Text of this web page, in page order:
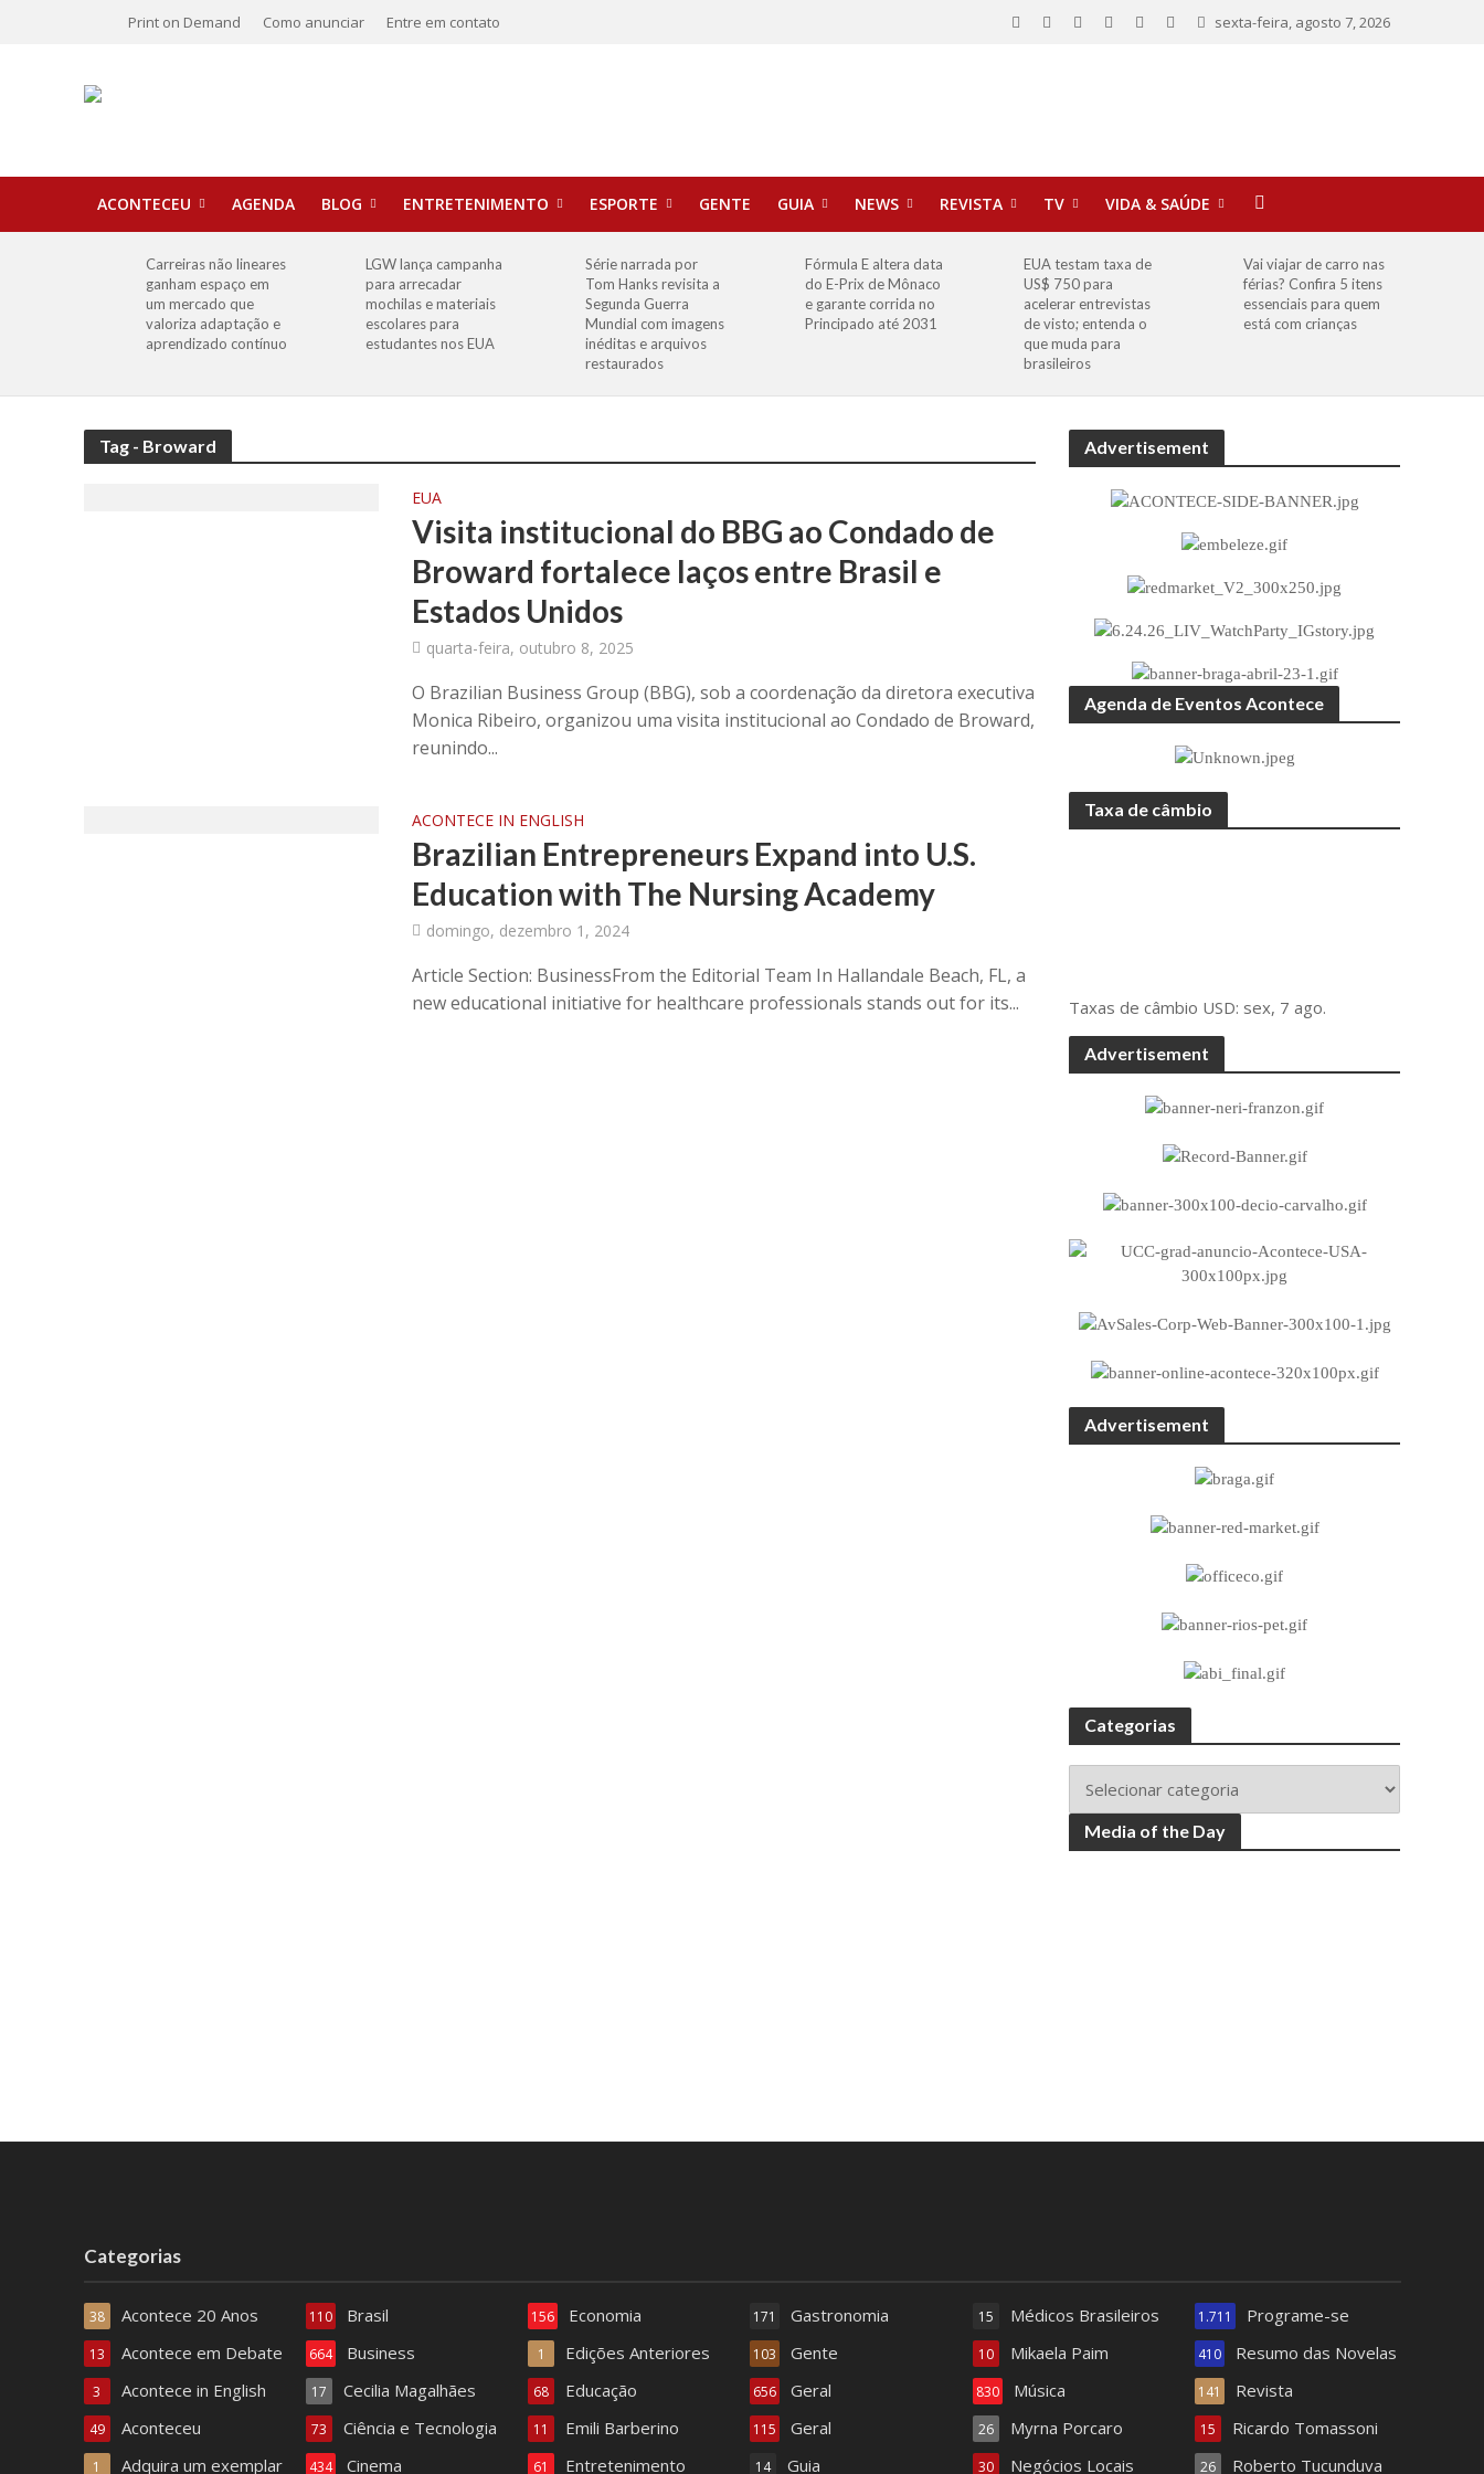
Print on Demand Como anunciar Entre em contato sexta-feira, agosto 7, 2026
ACONTECEU AGENDA BLOG ENTRETENIMENTO ESPORTE GENTE GUIA NEWS REVISTA TV VIDA & SAÚDE
Carreiras não lineares
ganham espaço em
um mercado que
valoriza adaptação e
aprendizado contínuo
LGW lança campanha
para arrecadar
mochilas e materiais
escolares para
estudantes nos EUA
Série narrada por
Tom Hanks revisita a
Segunda Guerra
Mundial com imagens
inéditas e arquivos
restaurados
Fórmula E altera data
do E-Prix de Mônaco
e garante corrida no
Principado até 2031
EUA testam taxa de
US$ 750 para
acelerar entrevistas
de visto; entenda o
que muda para
brasileiros
Vai viajar de carro nas
férias? Confira 5 itens
essenciais para quem
está com crianças
Tag - Broward
EUA
Visita institucional do BBG ao Condado de
Broward fortalece laços entre Brasil e
Estados Unidos
quarta-feira, outubro 8, 2025
O Brazilian Business Group (BBG), sob a coordenação da diretora executiva
Monica Ribeiro, organizou uma visita institucional ao Condado de Broward,
reunindo...
ACONTECE IN ENGLISH
Brazilian Entrepreneurs Expand into U.S.
Education with The Nursing Academy
domingo, dezembro 1, 2024
Article Section: BusinessFrom the Editorial Team In Hallandale Beach, FL, a
new educational initiative for healthcare professionals stands out for its...
Advertisement
Agenda de Eventos Acontece
Taxa de câmbio
Taxas de câmbio USD: sex, 7 ago.
Advertisement
Advertisement
Categorias
Media of the Day
Categorias
Acontece 20 Anos
38
Acontece em Debate
13
Acontece in English
3
Aconteceu
49
Adquira um exemplar
1
Brasil
110
Business
664
Cecilia Magalhães
17
Ciência e Tecnologia
73
Cinema
434
Economia
156
Edições Anteriores
1
Educação
68
Emili Barberino
11
Entretenimento
61
Gastronomia
171
Gente
103
Geral
656
Geral
115
Guia
14
Médicos Brasileiros
15
Mikaela Paim
10
Música
830
Myrna Porcaro
26
Negócios Locais
30
Programe-se
1.711
Resumo das Novelas
410
Revista
141
Ricardo Tomassoni
15
Roberto Tucunduva
26